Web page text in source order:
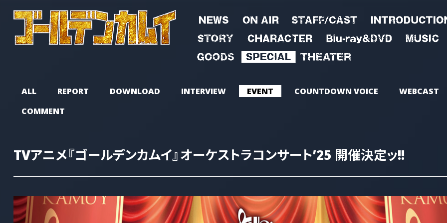
ALL REPORT DOWNLOAD INTERVIEW EVENT COUNTDOWN VOICE
WEBCAST
COMMENT
TVアニメ『ゴールデンカムイ』オーケストラコンサート’25 開催決定ッ!!